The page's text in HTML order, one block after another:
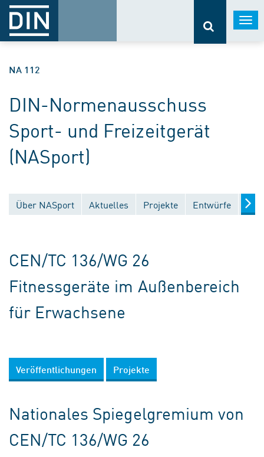
NA 112
DIN-Normenausschuss
Sport- und Freizeitgerät
(NASport)
Über NASport Aktuelles Projekte Entwürfe
CEN/TC 136/WG 26
Fitnessgeräte im Außenbereich
für Erwachsene
Veröffentlichungen Projekte
Nationales Spiegelgremium von
CEN/TC 136/WG 26